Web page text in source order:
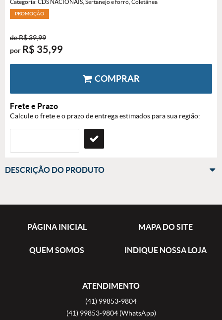
Categoria:CDS NACIONAIS Sertanejo e forró Coletânea
PROMOÇÃO
deR$ 39,99
por R$ 35,99
COMPRAR
Frete e Prazo
Calcule o frete e o prazo de entrega estimados para sua região:
DESCRIÇÃO DO PRODUTO
PÁGINA INICIAL MAPA DO SITE
QUEM SOMOS INDIQUE NOSSA LOJA
ATENDIMENTO
(41) 99853-9804
(41)99853-9804 (WhatsApp)